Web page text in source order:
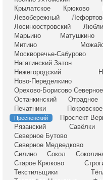
Крылатское
Крюково
Левобережный
Лосиноостровский
Марьино
Матушкино
Митино
Москворечье-Сабурово
Нагатинский Затон
Нижегородский
Ново-Переделкино
Орехово-Борисово Северное
Останкинский
Отрадное
Печатники
Пресненский Проспект
Рязанский
Савёлки
Северное Бутово
Северное Медведково
Силино
Сокол
Старое Крюково
Текстильщики